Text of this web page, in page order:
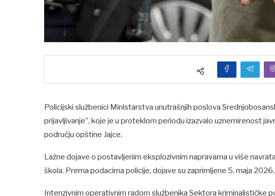
Policijski službenici Ministarstva unutrašnjih poslova
prijavljivanje”, koje je u proteklom periodu izazvalo uznemirenost
području opštine Jajce.
Lažne dojave o postavljenim eksplozivnim napravama u više
škola. Prema podacima policije, dojave su zaprimljene 5. maja
Intenzivnim operativnim radom službenika Sektora kriminalističke